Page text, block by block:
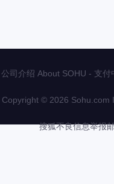
公司介绍 About SOHU - 支付
Copyright © 2026 Sohu.com
搜狐不良信息举报